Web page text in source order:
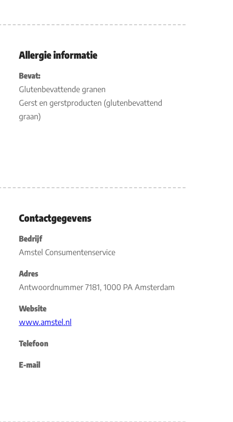
Allergie informatie
Bevat:
Glutenbevattende granen
Gerst en gerstproducten (glutenbevattend
graan)
Contactgegevens
Bedrijf
Amstel Consumentenservice
Adres
Antwoordnummer 7181, 1000 PA Amsterdam
Website
www.amstel.nl
Telefoon
E-mail